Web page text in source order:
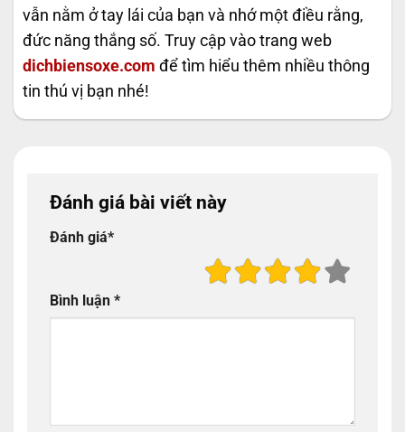
vẫn nằm ở tay lái của bạn và nhớ một điều rằng,
đức năng thắng số. Truy cập vào trang web
dichbiensoxe.com để tìm hiểu thêm nhiều thông
tin thú vị bạn nhé!
Đánh giá bài viết này
Đánh giá*
Bình luận *